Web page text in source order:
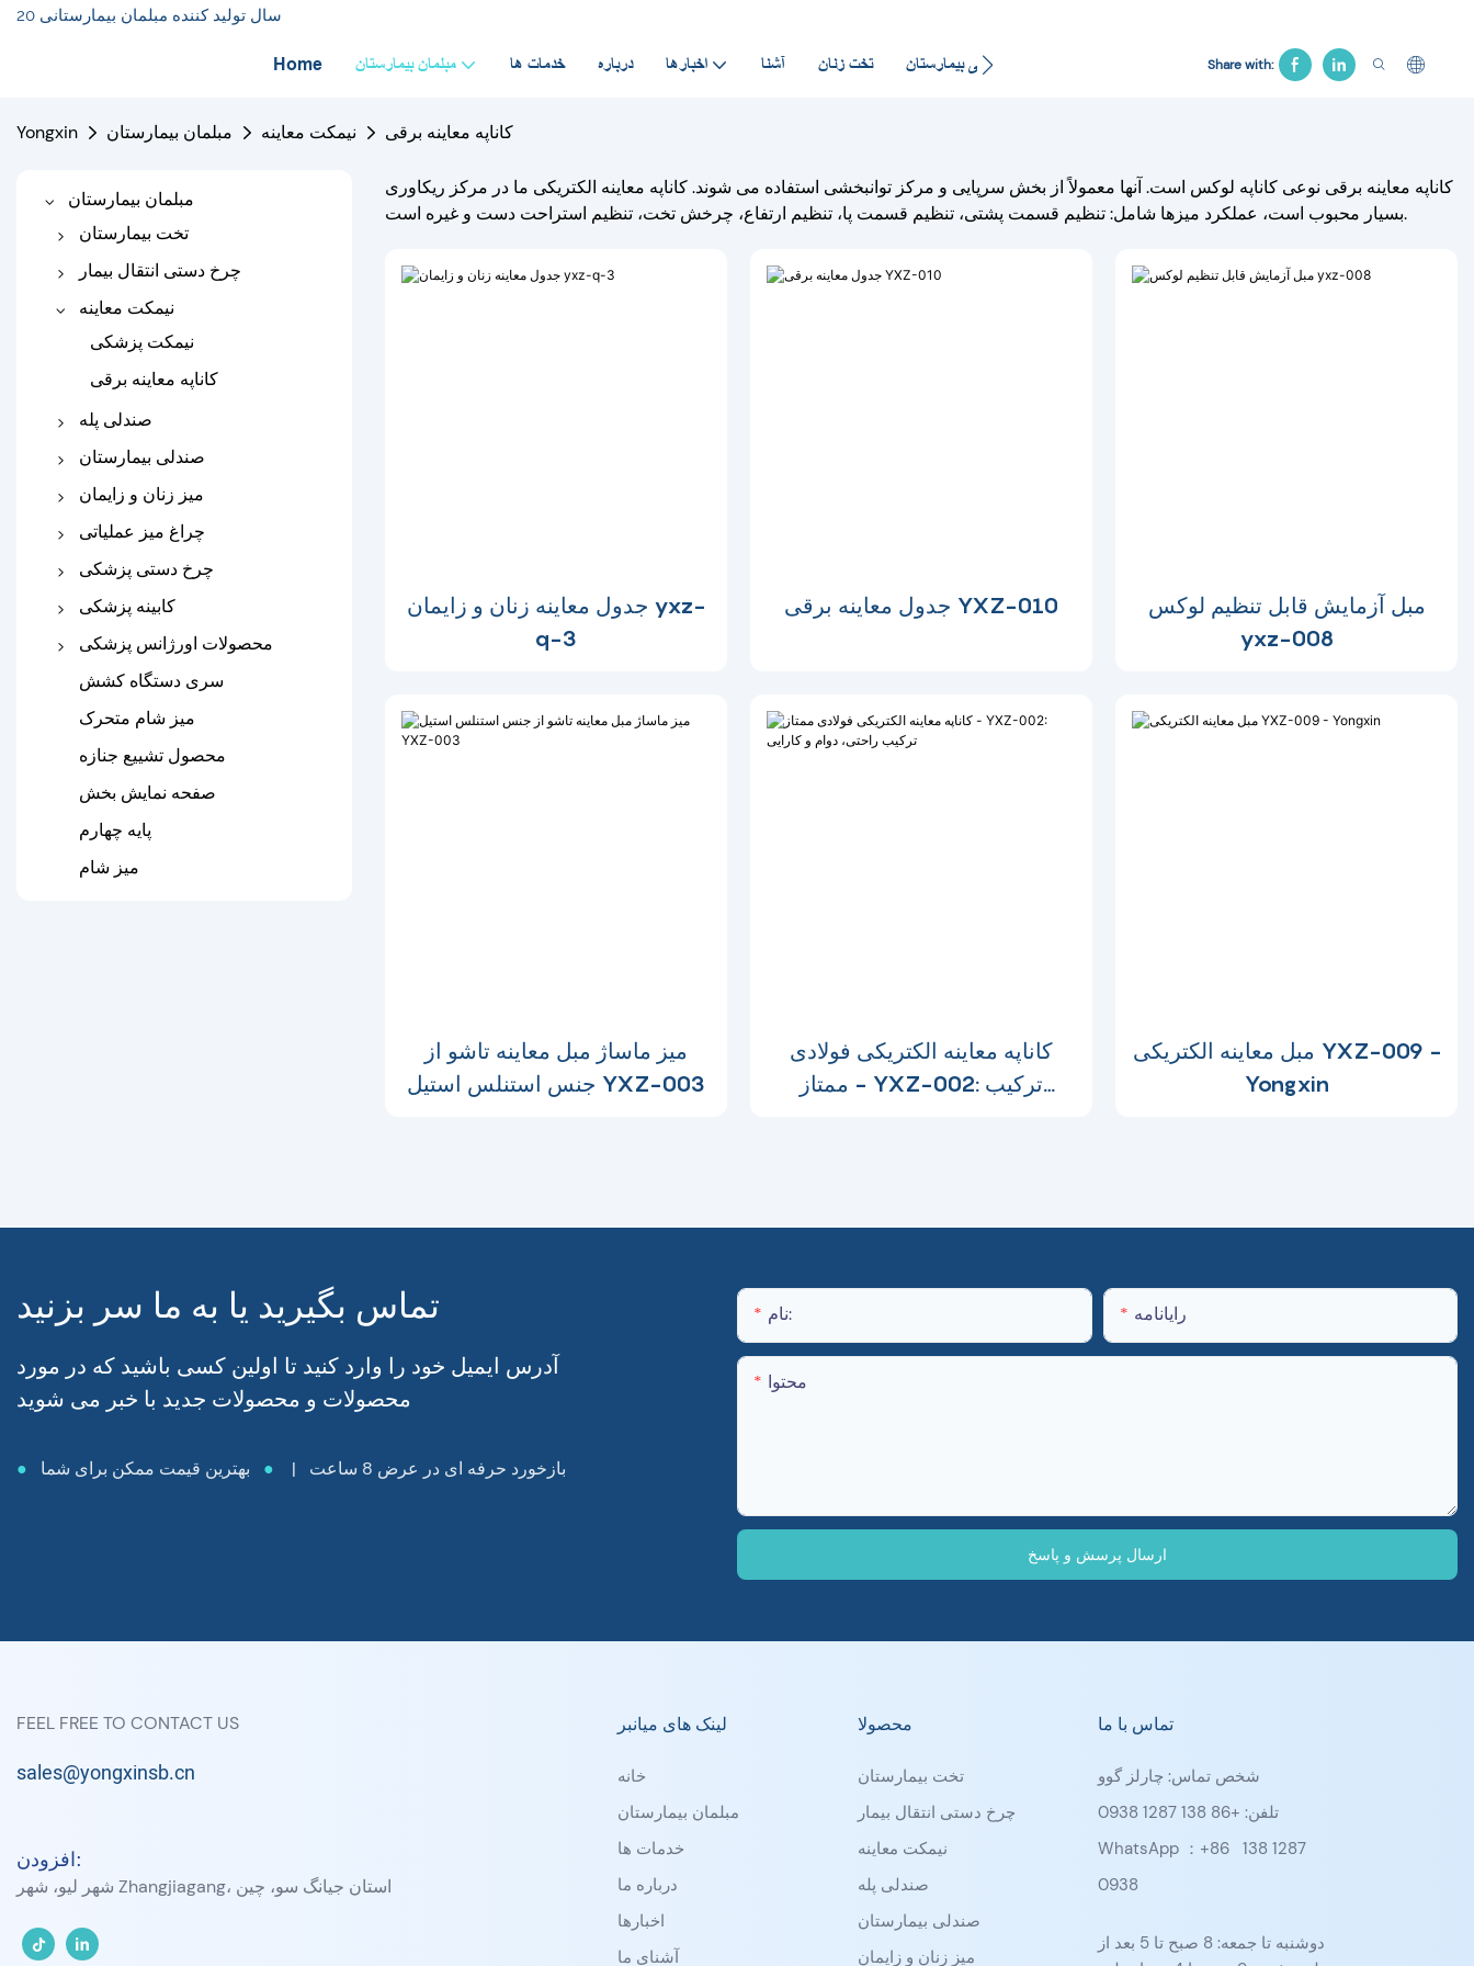
20 سال تولید کننده مبلمان بیمارستانی
Home مبلمان بیمارستان خدمات ها درباره اخبارها آشنا تخت زنان صندلی بیمارستان محصول تشییع جنازه تخت بیمارستان Share with:
Yongxin مبلمان بیمارستان نیمکت معاینه کاناپه معاینه برقی
مبلمان بیمارستان
تخت بیمارستان
تخت بیمارستانی برقی
تخت دستی بیمارستان
تخت بیمارستان نوزاد
تخت بیمارستان اطفال
تخت بیمارستانی ارتوپدی
تخت کشش
تخت مراقبت از منزل
چرخ دستی انتقال بیمار
واگن برقی
چرخ دستی برانکارد
نیمکت معاینه
نیمکت پزشکی
کاناپه معاینه برقی
صندلی پله
صندلی پله دستی
صندلی پله برقی
صندلی بیمارستان
صندلی تزریق
صندلی دیالیز
صندلی تکیه بیمارستان
صندلی انتظار بیمارستان
میز زنان و زایمان
تخت تحویل
جدول معاینه زنان
چراغ میز عملیاتی
جدول عملیات
نور جراحی
چرخ دستی پزشکی
چرخ دستی استیل بیمارستانی
Abs Medicaltrolley
چرخ دستی
کابینه پزشکی
کمد کنار تخت
قفسه دارو
محصولات اورژانس پزشکی
برانکارد تاشو
برانکارد آمبولانس
اسکوپ برانکارد
اسپلینت پزشکی
سری دستگاه کشش
میز شام متحرک
محصول تشییع جنازه
صفحه نمایش بخش
پایه چهارم
میز شام
کاناپه معاینه برقی نوعی کاناپه لوکس است. آنها معمولاً از بخش سرپایی و مرکز توانبخشی استفاده می شوند. کاناپه معاینه الکتریکی ما در مرکز ریکاوری
بسیار محبوب است، عملکرد میزها شامل: تنظیم قسمت پشتی، تنظیم قسمت پا، تنظیم ارتفاع، چرخش تخت، تنظیم استراحت دست و غیره است.
جدول معاینه زنان و زایمان yxz-
q-3
جدول معاینه برقی YXZ-010
مبل آزمایش قابل تنظیم لوکس
yxz-008
میز ماساژ مبل معاینه تاشو از
جنس استنلس استیل YXZ-003
کاناپه معاینه الکتریکی فولادی
ممتاز - YXZ-002: ترکیب
مبل معاینه الکتریکی YXZ-009 -
Yongxin
تماس بگیرید یا به ما سر بزنید
آدرس ایمیل خود را وارد کنید تا اولین کسی باشید که در مورد
محصولات و محصولات جدید با خبر می شوید
● بازخورد حرفه ای در عرض 8 ساعت | ● بهترین قیمت ممکن برای شما
نام: رایانامه
محتوا
ارسال پرسش و پاسخ
FEEL FREE TO CONTACT US
sales@yongxinsb.cn
افزودن:
شهر لیو، شهر Zhangjiagang، استان جیانگ سو، چین
لینک های میانبر
خانه
مبلمان بیمارستان
خدمات ها
درباره ما
اخبارها
آشنای ما
محصولا
تخت بیمارستان
چرخ دستی انتقال بیمار
نیمکت معاینه
صندلی پله
صندلی بیمارستان
میز زنان و زایمان
تماس با ما
شخص تماس: چارلز گوو
تلفن: +86 138 1287 0938
WhatsApp ：+86 138 1287
0938
دوشنبه تا جمعه: 8 صبح تا 5 بعد از